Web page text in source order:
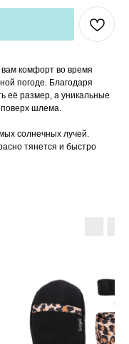
комфорт во время
погоде. Благодаря
её размер, а уникальные
поверх шлема.
солнечных лучей.
тянется и быстро